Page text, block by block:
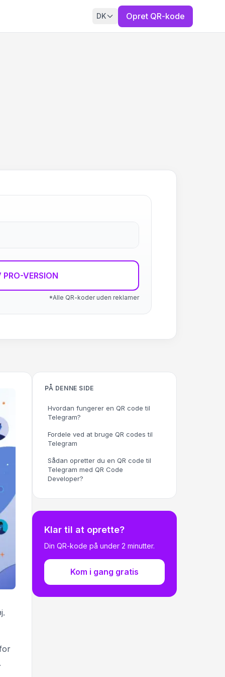
DK Opret QR-kode
PRO-VERSION
*Alle QR-koder uden reklamer
PÅ DENNE SIDE
Hvordan fungerer en QR code til
Telegram?
Fordele ved at bruge QR codes til
Telegram
Sådan opretter du en QR code til
Telegram med QR Code
Developer?
Klar til at oprette?
Din QR-kode på under 2 minutter.
Kom i gang gratis